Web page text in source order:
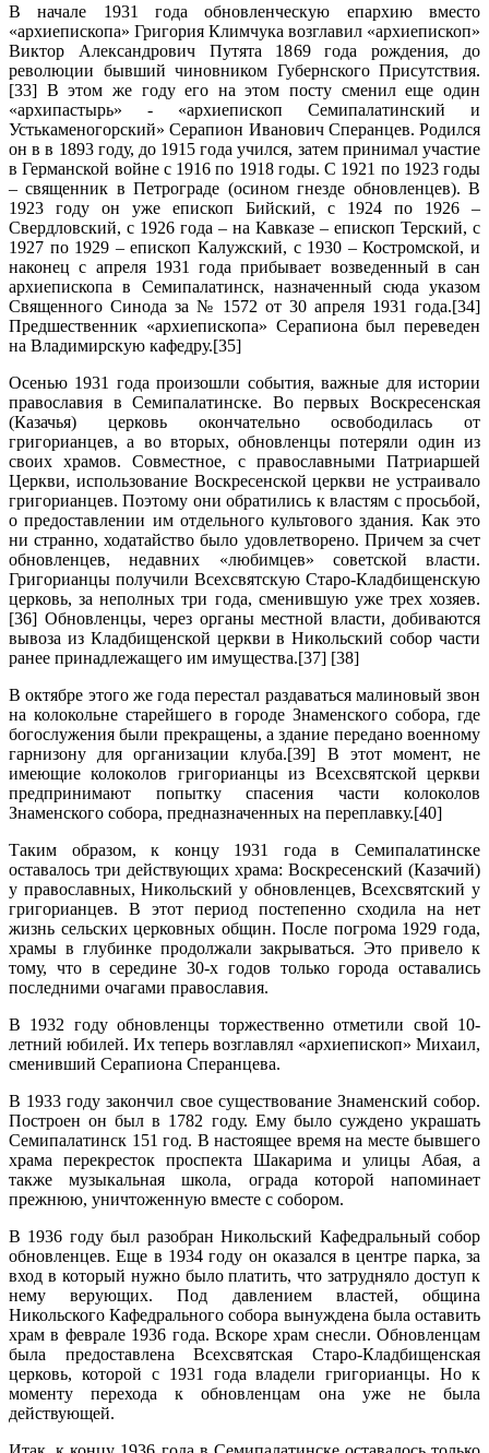
В начале 1931 года обновленческую епархию вместо
«архиепископа» Григория Климчука возглавил «архиепископ»
Виктор Александрович Путята 1869 года рождения, до
революции бывший чиновником Губернского Присутствия.
[33] В этом же году его на этом посту сменил еще один
«архипастырь» - «архиепископ Семипалатинский и
Устькаменогорский» Серапион Иванович Сперанцев. Родился
он в в 1893 году, до 1915 года учился, затем принимал участие
в Германской войне с 1916 по 1918 годы. С 1921 по 1923 годы
– священник в Петрограде (осином гнезде обновленцев). В
1923 году он уже епископ Бийский, с 1924 по 1926 –
Свердловский, с 1926 года – на Кавказе – епископ Терский, с
1927 по 1929 – епископ Калужский, с 1930 – Костромской, и
наконец с апреля 1931 года прибывает возведенный в сан
архиепископа в Семипалатинск, назначенный сюда указом
Священного Синода за № 1572 от 30 апреля 1931 года.[34]
Предшественник «архиепископа» Серапиона был переведен
на Владимирскую кафедру.[35]
Осенью 1931 года произошли события, важные для истории
православия в Семипалатинске. Во первых Воскресенская
(Казачья) церковь окончательно освободилась от
григорианцев, а во вторых, обновленцы потеряли один из
своих храмов. Совместное, с православными Патриаршей
Церкви, использование Воскресенской церкви не устраивало
григорианцев. Поэтому они обратились к властям с просьбой,
о предоставлении им отдельного культового здания. Как это
ни странно, ходатайство было удовлетворено. Причем за счет
обновленцев, недавних «любимцев» советской власти.
Григорианцы получили Всехсвятскую Старо-Кладбищенскую
церковь, за неполных три года, сменившую уже трех хозяев.
[36] Обновленцы, через органы местной власти, добиваются
вывоза из Кладбищенской церкви в Никольский собор части
ранее принадлежащего им имущества.[37] [38]
В октябре этого же года перестал раздаваться малиновый звон
на колокольне старейшего в городе Знаменского собора, где
богослужения были прекращены, а здание передано военному
гарнизону для организации клуба.[39] В этот момент, не
имеющие колоколов григорианцы из Всехсвятской церкви
предпринимают попытку спасения части колоколов
Знаменского собора, предназначенных на переплавку.[40]
Таким образом, к концу 1931 года в Семипалатинске
оставалось три действующих храма: Воскресенский (Казачий)
у православных, Никольский у обновленцев, Всехсвятский у
григорианцев. В этот период постепенно сходила на нет
жизнь сельских церковных общин. После погрома 1929 года,
храмы в глубинке продолжали закрываться. Это привело к
тому, что в середине 30-х годов только города оставались
последними очагами православия.
В 1932 году обновленцы торжественно отметили свой 10-
летний юбилей. Их теперь возглавлял «архиепископ» Михаил,
сменивший Серапиона Сперанцева.
В 1933 году закончил свое существование Знаменский собор.
Построен он был в 1782 году. Ему было суждено украшать
Семипалатинск 151 год. В настоящее время на месте бывшего
храма перекресток проспекта Шакарима и улицы Абая, а
также музыкальная школа, ограда которой напоминает
прежнюю, уничтоженную вместе с собором.
В 1936 году был разобран Никольский Кафедральный собор
обновленцев. Еще в 1934 году он оказался в центре парка, за
вход в который нужно было платить, что затрудняло доступ к
нему верующих. Под давлением властей, община
Никольского Кафедрального собора вынуждена была оставить
храм в феврале 1936 года. Вскоре храм снесли. Обновленцам
была предоставлена Всехсвятская Старо-Кладбищенская
церковь, которой с 1931 года владели григорианцы. Но к
моменту перехода к обновленцам она уже не была
действующей.